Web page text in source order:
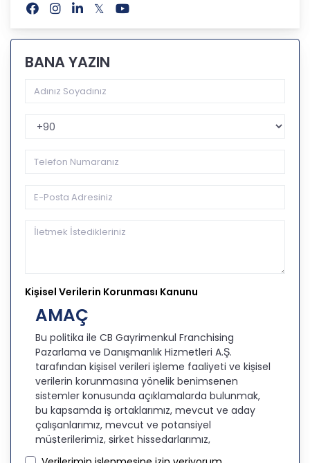
BANA YAZIN
Telefon Kodu
Kişisel Verilerin Korunması Kanunu
AMAÇ
Bu politika ile CB Gayrimenkul Franchising
Pazarlama ve Danışmanlık Hizmetleri A.Ş.
tarafından kişisel verileri işleme faaliyeti ve kişisel
verilerin korunmasına yönelik benimsenen
sistemler konusunda açıklamalarda bulunmak,
bu kapsamda iş ortaklarımız, mevcut ve aday
çalışanlarımız, mevcut ve potansiyel
müşterilerimiz, şirket hissedarlarımız,